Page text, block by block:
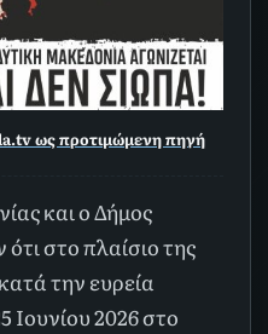
ως προτιμώμενη πηγή
και ο Δήμος
στο πλαίσιο της
την ευρεία
2026 στο